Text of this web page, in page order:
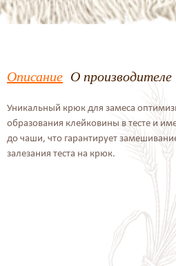
Описание О производителе
Уникальный крюк для замеса
образования клейковины в тесте и
до чаши, что гарантирует
залезания теста на крюк.